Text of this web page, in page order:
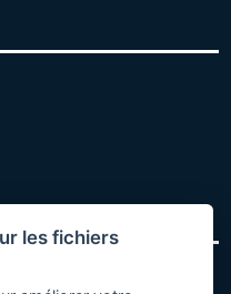
les fichiers